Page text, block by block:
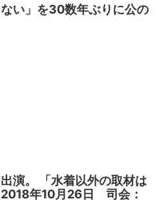
い」を30数年ぶりに公の
演。 「水着以外の取材は
2018年10月26日 司会：